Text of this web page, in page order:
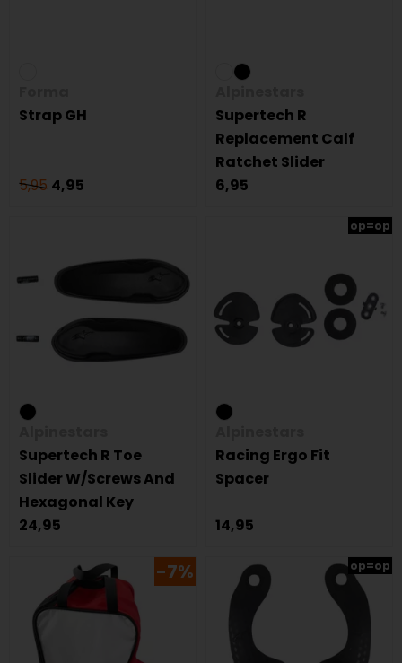
Strap GH
5,95 4,95
Supertech R
Replacement Calf
Ratchet Slider
6,95
Supertech R Toe
Slider W/Screws And
Hexagonal Key
24,95
op=op
Racing Ergo Fit
Spacer
14,95
-7% op=op